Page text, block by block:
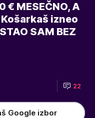
€ MESEČNO, A
Košarkaš izneo
SAM BEZ
22
Google izbor